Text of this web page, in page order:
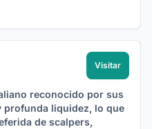
Visitar
reconocido por sus
liquidez, lo que
de scalpers,